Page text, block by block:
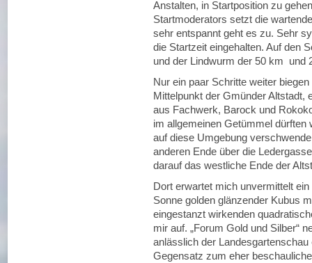
Anstalten, in Startposition zu
Startmoderators setzt die
sehr entspannt geht es zu. Sehr
die Startzeit eingehalten. Auf den
und der Lindwurm der 50 km und
Nur ein paar Schritte weiter
Mittelpunkt der Gmünder Altstadt,
aus Fachwerk, Barock und
im allgemeinen Getümmel
auf diese Umgebung
anderen Ende über die
darauf das westliche Ende der
Dort erwartet mich unvermittelt
Sonne golden glänzender Kubus
eingestanzt wirkenden
mir auf. „Forum Gold und Silber“
anlässlich der
Gegensatz zum eher